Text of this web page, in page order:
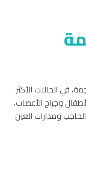
في الحالات الأكثر
وجراح الأعصاب،
ومدارات العين